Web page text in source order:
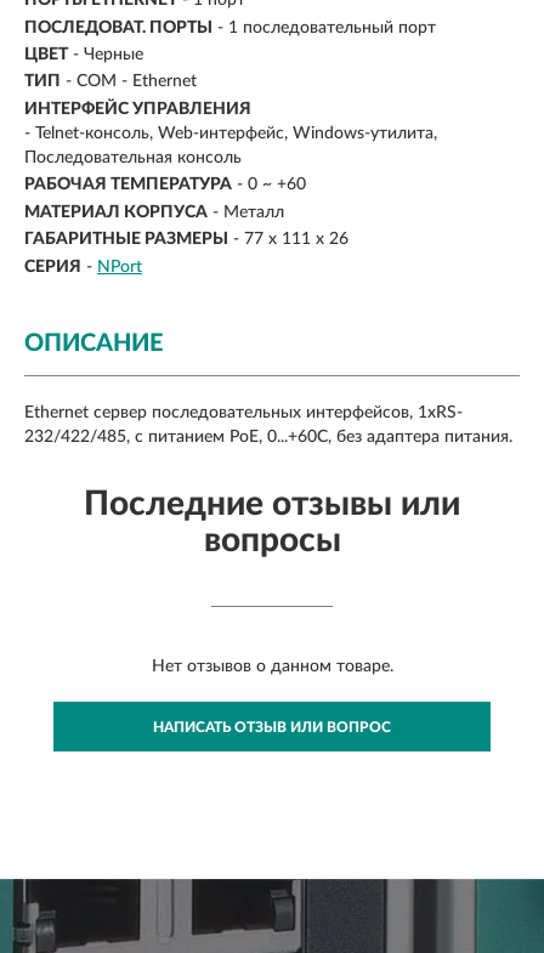
ПОСЛЕДОВАТ. ПОРТЫ
- 1 последовательный порт
ЦВЕТ - Черные
ТИП - COM - Ethernet
ИНТЕРФЕЙС УПРАВЛЕНИЯ
- Telnet-консоль, Web-интерфейс, Windows-утилита,
Последовательная консоль
РАБОЧАЯ ТЕМПЕРАТУРА - 0 ~ +60
МАТЕРИАЛ КОРПУСА - Металл
ГАБАРИТНЫЕ РАЗМЕРЫ
- 77 х 111 х 26
СЕРИЯ - NPort
ОПИСАНИЕ
Ethernet сервер последовательных интерфейсов, 1xRS-
232/422/485, с питанием PoE, 0...+60С, без адаптера питания.
Последние отзывы или
вопросы
Нет отзывов о данном товаре.
НАПИСАТЬ ОТЗЫВ ИЛИ ВОПРОС